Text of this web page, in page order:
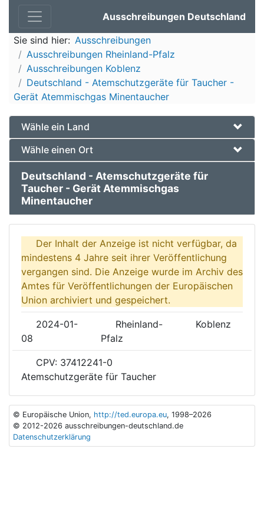
Ausschreibungen Deutschland
Sie sind hier: Ausschreibungen
Ausschreibungen Rheinland-Pfalz
Ausschreibungen Koblenz
Deutschland - Atemschutzgeräte für Taucher -
Gerät Atemmischgas Minentaucher
Wähle ein Land
Wähle einen Ort
Deutschland - Atemschutzgeräte für
Taucher - Gerät Atemmischgas
Minentaucher
Der Inhalt der Anzeige ist nicht verfügbar, da
mindestens 4 Jahre seit ihrer Veröffentlichung
vergangen sind. Die Anzeige wurde im Archiv des
Amtes für Veröffentlichungen der Europäischen
Union archiviert und gespeichert.
2024-01-
08
Rheinland-
Pfalz
Koblenz
CPV: 37412241-0
Atemschutzgeräte für Taucher
© Europäische Union, http://ted.europa.eu, 1998–2026
© 2012-2026 ausschreibungen-deutschland.de
Datenschutzerklärung